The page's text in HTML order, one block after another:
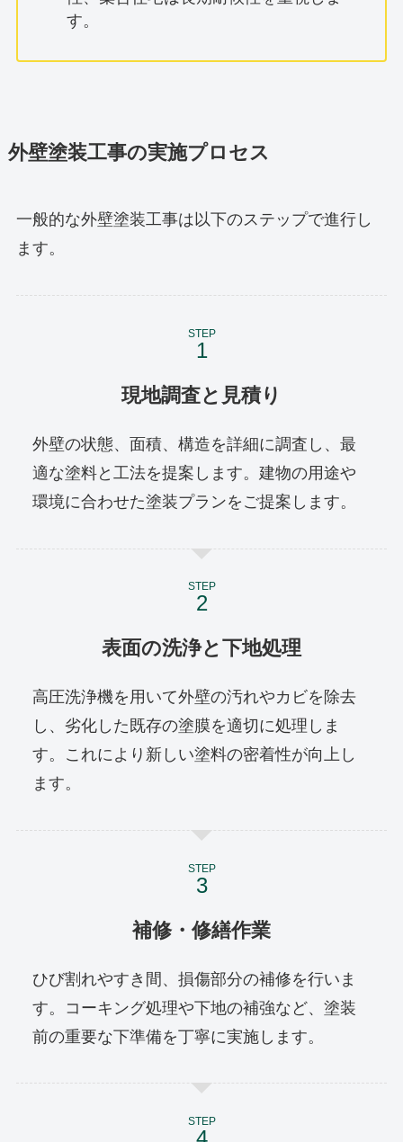
す。
外壁塗装工事の実施プロセス
一般的な外壁塗装工事は以下のステップで進行し
ます。
STEP
現地調査と見積り
外壁の状態、面積、構造を詳細に調査し、最
適な塗料と工法を提案します。建物の用途や
環境に合わせた塗装プランをご提案します。
STEP
表面の洗浄と下地処理
高圧洗浄機を用いて外壁の汚れやカビを除去
し、劣化した既存の塗膜を適切に処理しま
す。これにより新しい塗料の密着性が向上し
ます。
STEP
補修・修繕作業
ひび割れやすき間、損傷部分の補修を行いま
す。コーキング処理や下地の補強など、塗装
前の重要な下準備を丁寧に実施します。
STEP